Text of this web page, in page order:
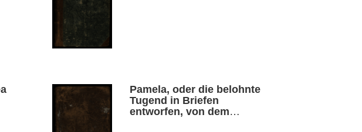
Pamela, oder die belohnte
Tugend in Briefen
entworfen, von dem